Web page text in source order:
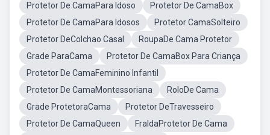
Protetor De CamaPara Idoso
Protetor De CamaBox
Protetor De CamaPara Idosos
Protetor CamaSolteiro
Protetor DeColchao Casal
RoupaDe Cama Protetor
Grade ParaCama
Protetor De CamaBox Para Criança
Protetor De CamaFeminino Infantil
Protetor De CamaMontessoriana
RoloDe Cama
Grade ProtetoraCama
Protetor DeTravesseiro
Protetor De CamaQueen
FraldaProtetor De Cama